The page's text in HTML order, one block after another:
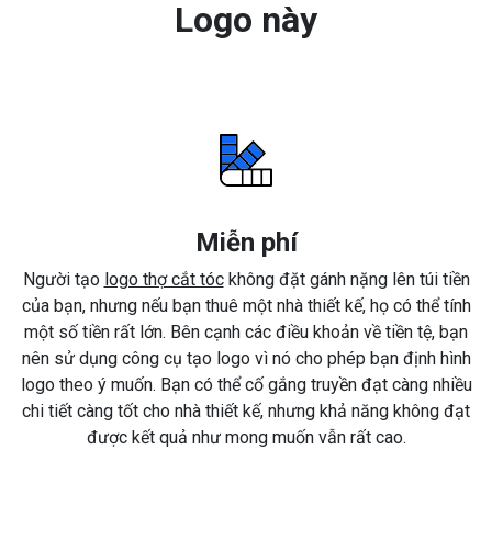
Logo này
Miễn phí
Người tạo logo thợ cắt tóckhông đặt gánh nặng lên túi tiền
của bạn, nhưng nếu bạn thuê một nhà thiết kế, họ có thể tính
một số tiền rất lớn. Bên cạnh các điều khoản về tiền tệ, bạn
nên sử dụng công cụ tạo logo vì nó cho phép bạn định hình
logo theo ý muốn. Bạn có thể cố gắng truyền đạt càng nhiều
chi tiết càng tốt cho nhà thiết kế, nhưng khả năng không đạt
được kết quả như mong muốn vẫn rất cao.